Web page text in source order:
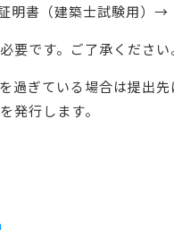
明書（建築士試験用
です。ご了承ください
ぎている場合は提出
発行します。